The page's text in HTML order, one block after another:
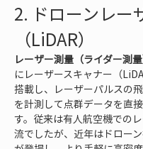
2. ドローンレー
（LiDAR）
レーザー測量（ライダー測量
にレーザースキャナー（
搭載し、レーザーパルスの
を計測して点群データを直
す。従来は有人航空機での
流でしたが、近年はドロー